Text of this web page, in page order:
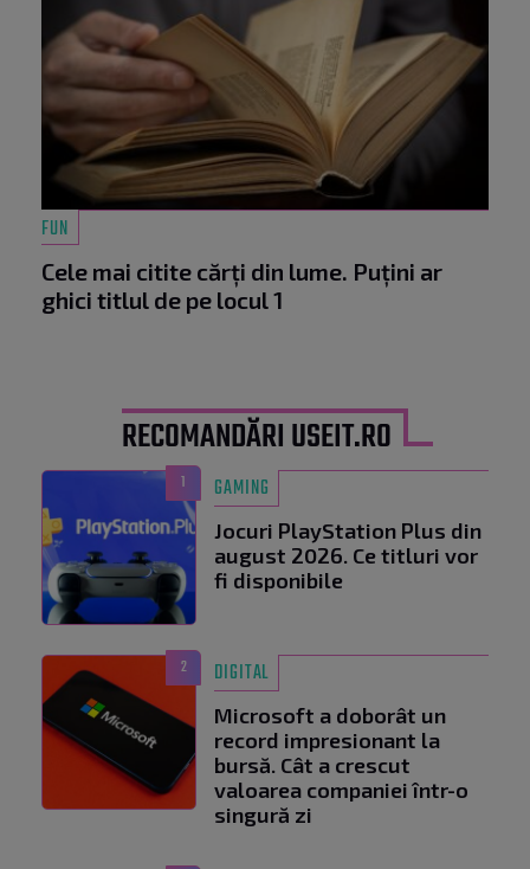
FUN
Cele mai citite cărți din lume. Puțini ar
ghici titlul de pe locul 1
RECOMANDĂRI USEIT.RO
1 GAMING
Jocuri PlayStation Plus din
august 2026. Ce titluri vor
fi disponibile
2 DIGITAL
Microsoft a doborât un
record impresionant la
bursă. Cât a crescut
valoarea companiei într-o
singură zi